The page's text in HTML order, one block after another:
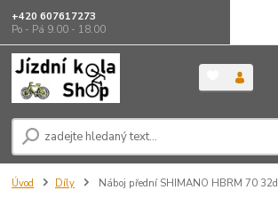
+420 607617273
Po - Pá 9.00 - 18.00
Úvod Díly Náboj přední SHIMANO HBRM 70 32d